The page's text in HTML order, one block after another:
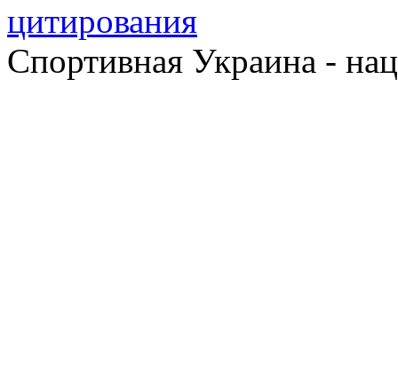
Спортивная Украина -